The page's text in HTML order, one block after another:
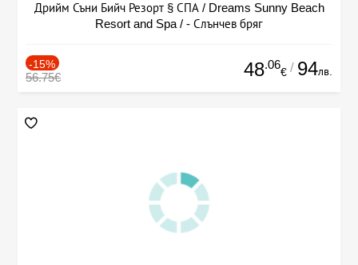
Дрийм Съни Бийч Резорт § СПА / Dreams Sunny Beach
Resort and Spa / - Слънчев бряг
-15%
56.75€ 48.06
€ / 94лв.